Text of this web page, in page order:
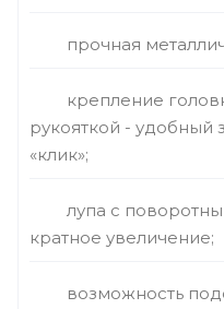
прочная
крепление
рукояткой -
«клик»;
лупа с
кратное увеличение;
возможность